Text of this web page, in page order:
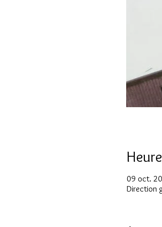
09 oct.
Direction